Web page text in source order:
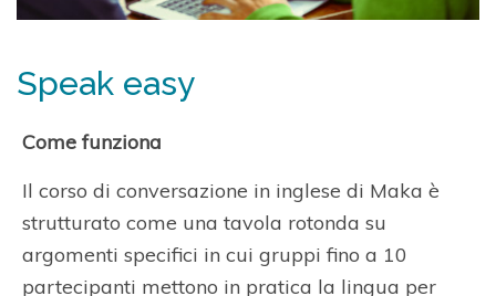
Speak easy
Come funziona
Il corso di conversazione in inglese di Maka è
strutturato come una tavola rotonda su
argomenti specifici in cui gruppi fino a 10
partecipanti mettono in pratica la lingua per